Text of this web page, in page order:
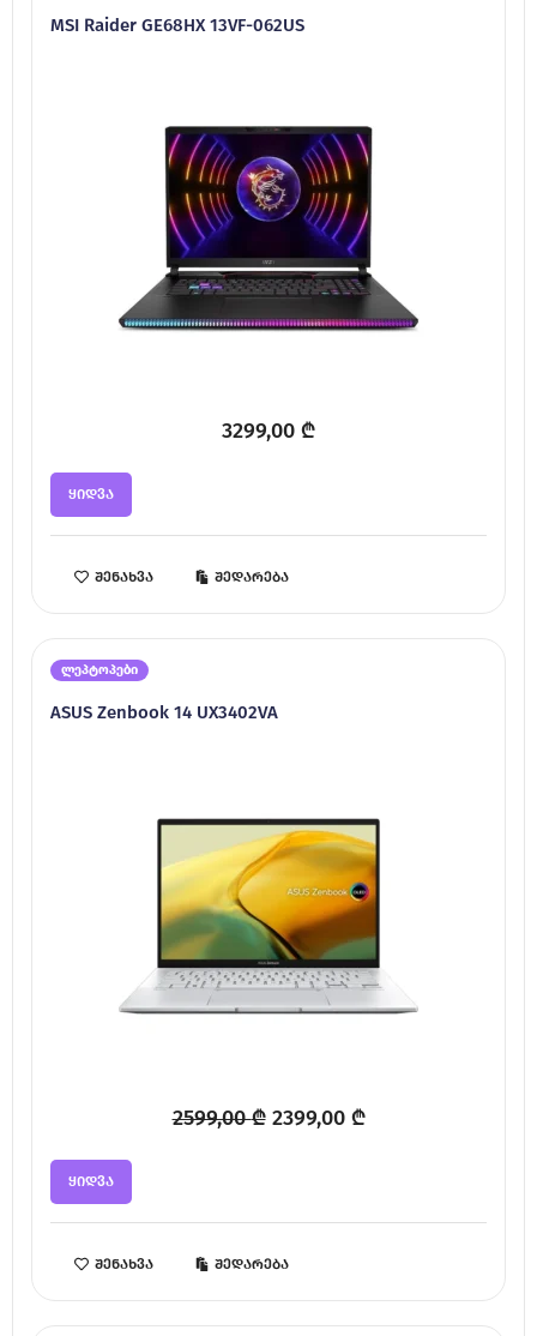
MSI Raider GE68HX 13VF-062US
3299,00 ₾
ყიდვა
შენახვა შედარება
ლეპტოპები
ASUS Zenbook 14 UX3402VA
2599,00₾ Original
2599,00 ₾.
2399,00 ₾Current
2399,00 ₾.
ყიდვა
შენახვა შედარება